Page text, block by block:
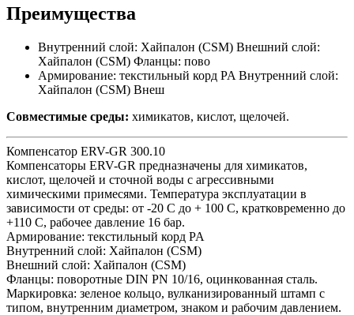
Преимущества
Внутренний слой: Хайпалон (CSM) Внешний слой:
Хайпалон (CSM) Фланцы: пово
Армирование: текстильный корд PA Внутренний слой:
Хайпалон (CSM) Внеш
Совместимые среды: химикатов, кислот, щелочей.
Компенсатор ERV-GR 300.10
Компенсаторы ERV-GR предназначены для химикатов,
кислот, щелочей и сточной воды с агрессивными
химическими примесями. Температура эксплуатации в
зависимости от среды: от -20 С до + 100 С, кратковременно до
+110 С, рабочее давление 16 бар.
Армирование: текстильный корд PA
Внутренний слой: Хайпалон (CSM)
Внешний слой: Хайпалон (CSM)
Фланцы: поворотные DIN PN 10/16, оцинкованная сталь.
Маркировка: зеленое кольцо, вулканизированный штамп с
типом, внутренним диаметром, знаком и рабочим давлением.